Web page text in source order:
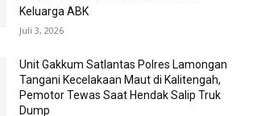
Keluarga ABK
Juli 3, 2026
Unit Gakkum Satlantas Polres Lamongan
Tangani Kecelakaan Maut di Kalitengah,
Pemotor Tewas Saat Hendak Salip Truk
Dump